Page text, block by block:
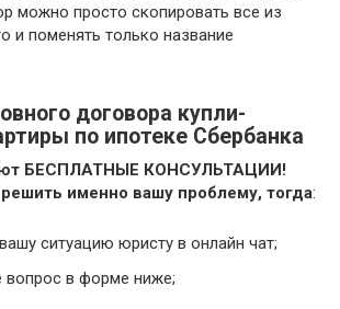
можно просто скопировать все из
и поменять только название
договора купли-
по ипотеке Сбербанка
БЕСПЛАТНЫЕ КОНСУЛЬТАЦИИ!
именно вашу проблему, тогда:
ситуацию юристу в онлайн чат;
вопрос в форме ниже;